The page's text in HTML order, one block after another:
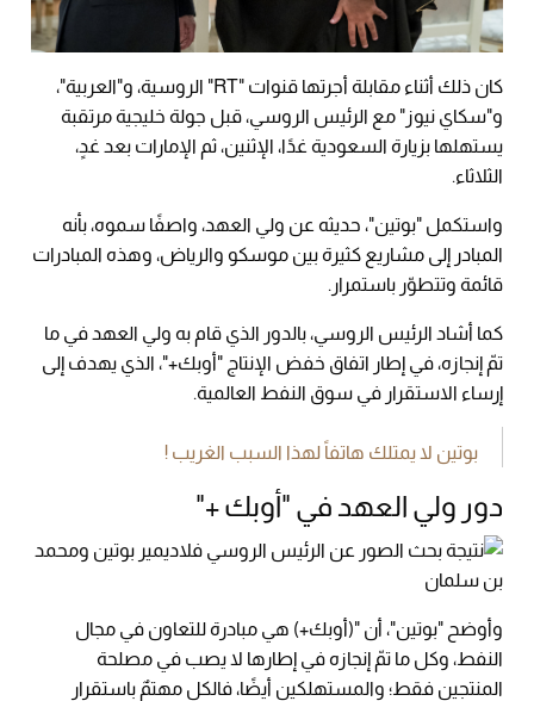
كان ذلك أثناء مقابلة أجرتها قنوات "RT" الروسية، و"العربية"،
و"سكاي نيوز" مع الرئيس الروسي، قبل جولة خليجية مرتقبة
يستهلها بزيارة السعودية غدًا، الإثنين، ثم الإمارات بعد غدٍ،
الثلاثاء.
واستكمل "بوتين"، حديثه عن ولي العهد، واصفًا سموه، بأنه
المبادر إلى مشاريع كثيرة بين موسكو والرياض، وهذه المبادرات
قائمة وتتطوّر باستمرار.
كما أشاد الرئيس الروسي، بالدور الذي قام به ولي العهد في ما
تمّ إنجازه، في إطار اتفاق خفض الإنتاج "أوبك+"، الذي يهدف إلى
إرساء الاستقرار في سوق النفط العالمية.
بوتين لا يمتلك هاتفاً لهذا السبب الغريب !
دور ولي العهد في "أوبك +"
وأوضح "بوتين"، أن "(أوبك+) هي مبادرة للتعاون في مجال
النفط، وكل ما تمّ إنجازه في إطارها لا يصب في مصلحة
المنتجين فقط؛ والمستهلكين أيضًا، فالكل مهتمٌ باستقرار